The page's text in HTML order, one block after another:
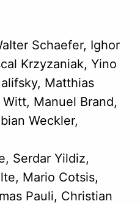
Schaefer, Ighor
Krzyzaniak, Yino
Matthias
Manuel Brand,
Weckler,
Serdar Yildiz,
Mario Cotsis,
Pauli, Christian